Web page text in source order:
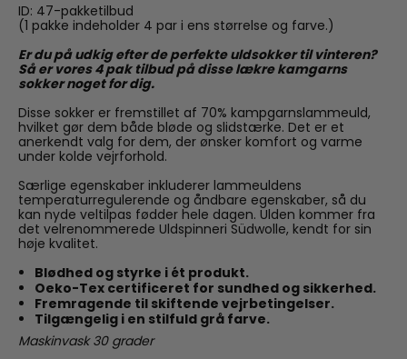
ID: 47-pakketilbud
(1 pakke indeholder 4 par i ens størrelse og farve.)
Er du på udkig efter de perfekte uldsokker til vinteren?
Så er vores 4 pak tilbud på disse lækre kamgarns
sokker noget for dig.
Disse sokker er fremstillet af 70% kampgarnslammeuld,
hvilket gør dem både bløde og slidstærke. Det er et
anerkendt valg for dem, der ønsker komfort og varme
under kolde vejrforhold.
Særlige egenskaber inkluderer lammeuldens
temperaturregulerende og åndbare egenskaber, så du
kan nyde veltilpas fødder hele dagen. Ulden kommer fra
det velrenommerede Uldspinneri Südwolle, kendt for sin
høje kvalitet.
Blødhed og styrke i ét produkt.
Oeko-Tex certificeret for sundhed og sikkerhed.
Fremragende til skiftende vejrbetingelser.
Tilgængelig i en stilfuld grå farve.
Maskinvask 30 grader